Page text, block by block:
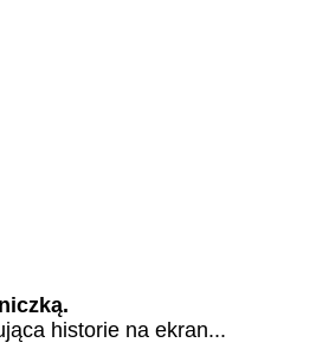
historie na ekran...